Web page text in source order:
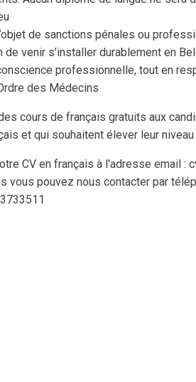
de sanctions pénales ou
de venir s’installer durablement en
professionnelle, tout en
des Médecins
cours de français gratuits aux
et qui souhaitent élever leur niveau
CV en français à l'adresse email :
vous pouvez nous contacter par